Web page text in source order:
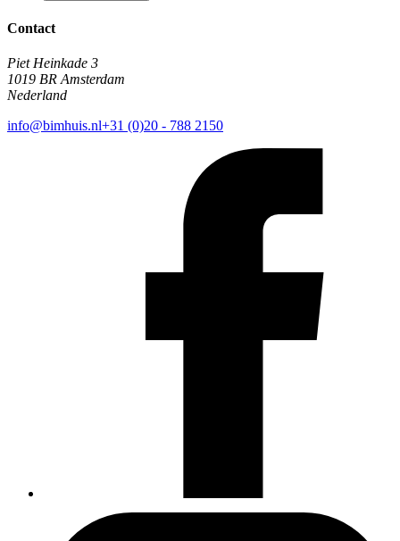
Contact
Piet Heinkade 3
1019 BR Amsterdam
Nederland
info@bimhuis.nl+31 (0)20 - 788 2150